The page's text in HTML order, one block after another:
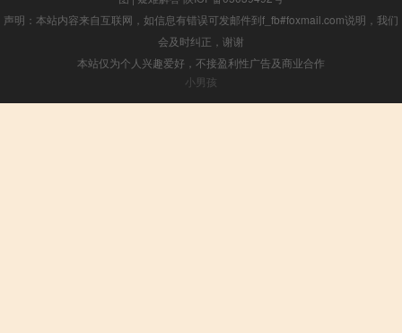
声明：本站内容来自互联网，如信息有错误可发邮件到f_fb#foxmail.com说明，我们
会及时纠正，谢谢
本站仅为个人兴趣爱好，不接盈利性广告及商业合作
小男孩